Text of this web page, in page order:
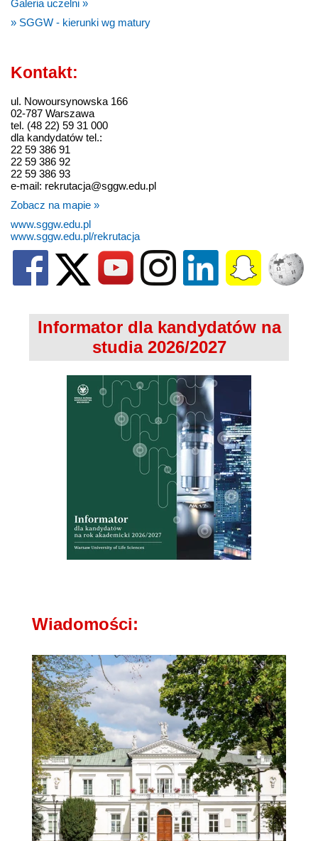
Galeria uczelni »
» SGGW - kierunki wg matury
Kontakt:
ul. Nowoursynowska 166
02-787 Warszawa
tel. (48 22) 59 31 000
dla kandydatów tel.:
22 59 386 91
22 59 386 92
22 59 386 93
e-mail: rekrutacja@sggw.edu.pl
Zobacz na mapie »
www.sggw.edu.pl
www.sggw.edu.pl/rekrutacja
Informator dla kandydatów na
studia 2026/2027
Wiadomości: